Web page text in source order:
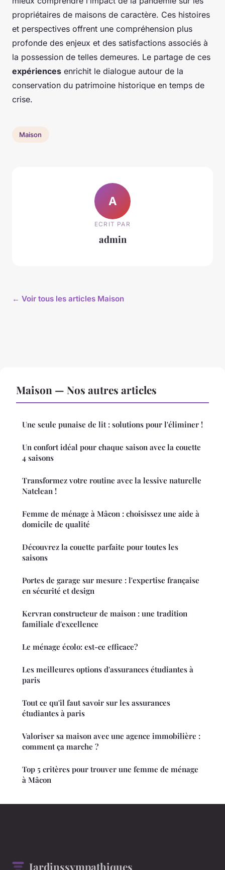
propriétaires de maisons de caractère. Ces histoires
et perspectives offrent une compréhension plus
profonde des enjeux et des satisfactions associés à
la possession de telles demeures. Le partage de ces
expériences enrichit le dialogue autour de la
conservation du patrimoine historique en temps de
crise.
Maison
A
ECRIT PAR
admin
← Voir tous les articles Maison
Maison — Nos autres articles
Une seule punaise de lit : solutions pour l'éliminer !
Un confort idéal pour chaque saison avec la couette
4 saisons
Transformez votre routine avec la lessive naturelle
Natclean !
Femme de ménage à Mâcon : choisissez une aide à
domicile de qualité
Découvrez la couette parfaite pour toutes les
saisons
Portes de garage sur mesure : l'expertise française
en sécurité et design
Kervran constructeur de maison : une tradition
familiale d'excellence
Le ménage écolo: est-ce efficace?
Les meilleures options d'assurances étudiantes à
paris
Tout ce qu'il faut savoir sur les assurances
étudiantes à paris
Valoriser sa maison avec une agence immobilière :
comment ça marche ?
Top 5 critères pour trouver une femme de ménage
à Mâcon
Jardinssympathiques